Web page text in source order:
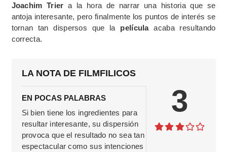
Joachim Trier a la hora de narrar una historia que se
antoja interesante, pero finalmente los puntos de interés se
tornan tan dispersos que la películaacaba resultando
correcta.
LA NOTA DE FILMFILICOS
EN POCAS PALABRAS
Si bien tiene los ingredientes para
resultar interesante, su dispersión
provoca que el resultado no sea tan
espectacular como sus intenciones
3